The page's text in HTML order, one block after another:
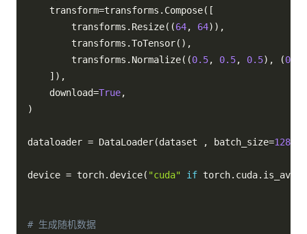
    transform
=transforms . Compose( [
        transforms
. Resize( (64, 64) ) ,
        transforms
.ToTensor( ) ,
        transforms
. Normalize( (0.5, 0.5, 0.5) , (0.5
] ) ,
    download
=True,
)
dataloader = DataLoader(dataset , batch_size=128
device = torch. device( "cuda" if torch. cuda.
# 生成随机数据